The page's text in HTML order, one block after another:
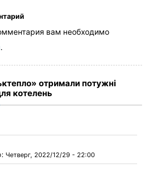
вам необходимо
.
отримали потужні
котелень
Четверг, 2022/12/29 - 22:00